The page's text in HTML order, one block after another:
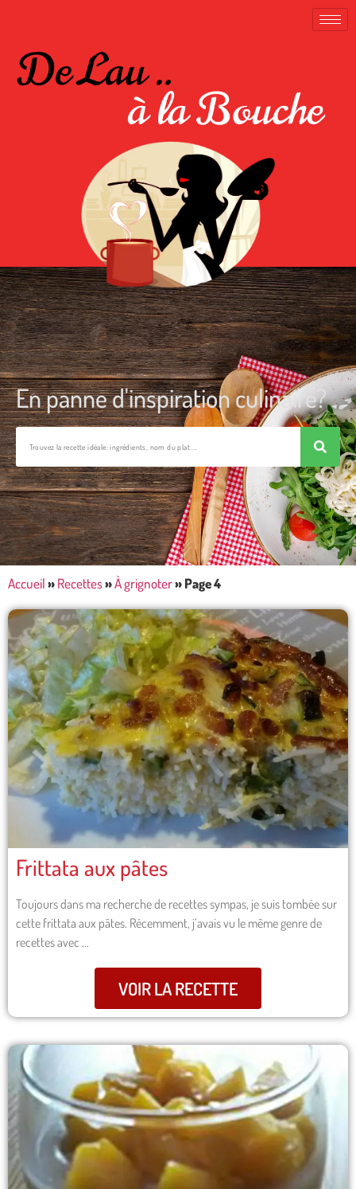
En panne d'inspiration culinaire?
Accueil»Recettes»À grignoter»Page 4
Frittata aux pâtes
Toujours dans ma recherche de recettes sympas, je suis tombée sur
cette frittata aux pâtes. Récemment, j’avais vu le même genre de
recettes avec …
VOIR LA RECETTE